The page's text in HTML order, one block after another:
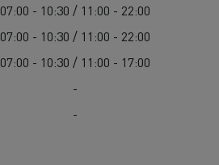
07:00 - 10:30 / 11:00 - 22:00
07:00 - 10:30 / 11:00 - 22:00
07:00 - 10:30 / 11:00 - 17:00
-
-